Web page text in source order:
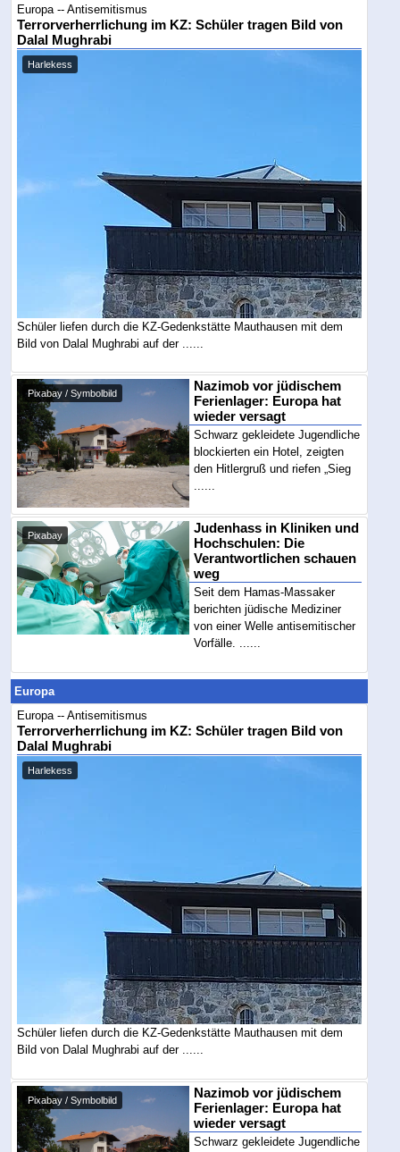
Europa -- Antisemitismus
Terrorverherrlichung im KZ: Schüler tragen Bild von
Dalal Mughrabi
Harlekess
Schüler liefen durch die KZ-Gedenkstätte Mauthausen mit dem
Bild von Dalal Mughrabi auf der ......
Pixabay / Symbolbild
Nazimob vor jüdischem
Ferienlager: Europa hat
wieder versagt
Schwarz gekleidete Jugendliche
blockierten ein Hotel, zeigten
den Hitlergruß und riefen „Sieg
......
Pixabay
Judenhass in Kliniken und
Hochschulen: Die
Verantwortlichen schauen
weg
Seit dem Hamas-Massaker
berichten jüdische Mediziner
von einer Welle antisemitischer
Vorfälle. ......
Europa
Europa -- Antisemitismus
Terrorverherrlichung im KZ: Schüler tragen Bild von
Dalal Mughrabi
Harlekess
Schüler liefen durch die KZ-Gedenkstätte Mauthausen mit dem
Bild von Dalal Mughrabi auf der ......
Pixabay / Symbolbild
Nazimob vor jüdischem
Ferienlager: Europa hat
wieder versagt
Schwarz gekleidete Jugendliche